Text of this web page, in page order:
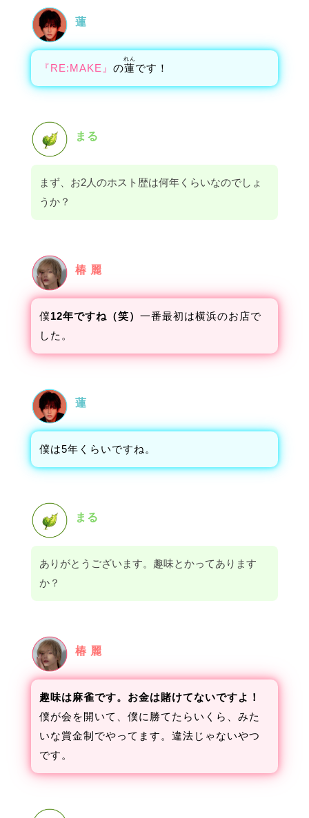
蓮
『RE:MAKE』 の蓮
れん
です！
まる
まず、お2人のホスト歴は何年くらいなのでしょ
うか？
椿 麗
僕12年ですね（笑） 一番最初は横浜のお店で
した。
蓮
僕は5年くらいですね。
まる
ありがとうございます。趣味とかってあります
か？
椿 麗
趣味は麻雀です。お金は賭けてないですよ！
僕が会を開いて、僕に勝てたらいくら、みた
いな賞金制でやってます。違法じゃないやつ
です。